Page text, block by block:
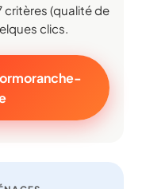
(qualité de
clics.